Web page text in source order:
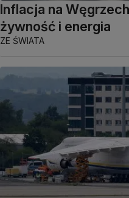
Inflacja na
żywność i energia
ZE ŚWIATA